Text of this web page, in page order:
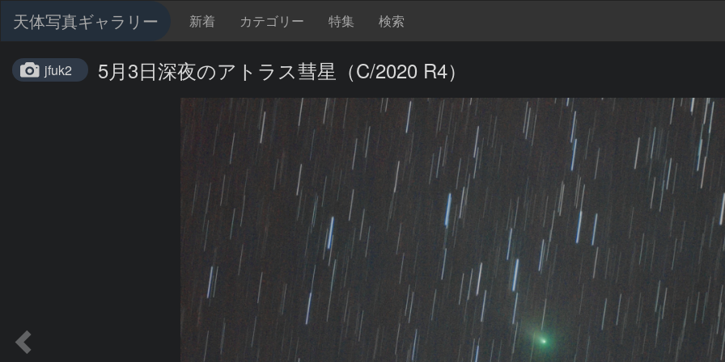
天体写真ギャラリー 新着 カテゴリー 特集 検索
jfuk2 5月3日深夜のアトラス彗星（C/2020 R4）